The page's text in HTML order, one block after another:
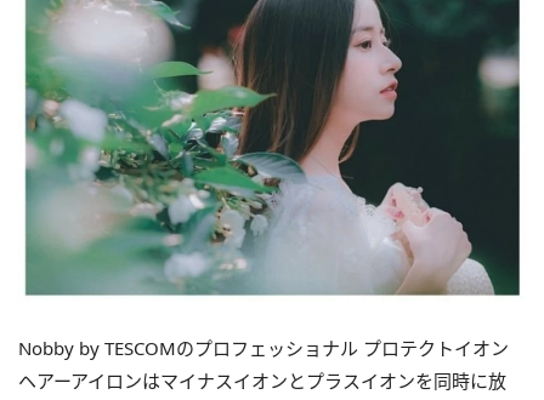
Nobby by TESCOMのプロフェッショナル プロテクトイオン
ヘアーアイロンはマイナスイオンとプラスイオンを同時に放